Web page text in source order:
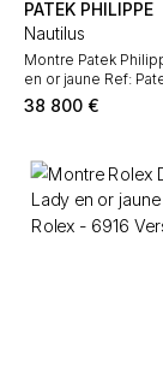
PATEK PHILIPPE
Nautilus
Montre Patek
en or jaune Ref:
4700/53 Vers 1990
38 800 €